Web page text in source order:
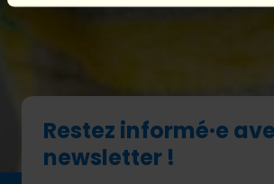
libre
Restez informé·e
newsletter !